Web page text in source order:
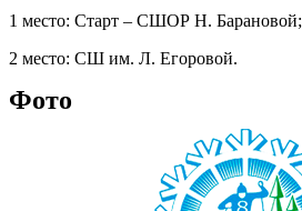
1 место: Старт – СШОР Н. Барановой;
2 место: СШ им. Л. Егоровой.
Фото